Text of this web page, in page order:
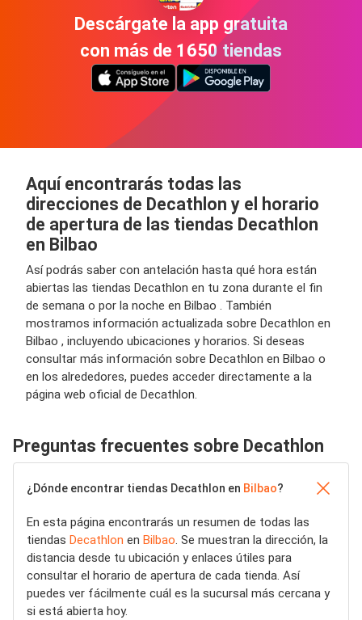
Descárgate la app gratuita
con más de 1650 tiendas
Aquí encontrarás todas las
direcciones de Decathlon y el horario
de apertura de las tiendas Decathlon
en Bilbao
Así podrás saber con antelación hasta qué hora están
abiertas las tiendas Decathlon en tu zona durante el fin
de semana o por la noche en Bilbao . También
mostramos información actualizada sobre Decathlon en
Bilbao , incluyendo ubicaciones y horarios. Si deseas
consultar más información sobre Decathlon en Bilbao o
en los alrededores, puedes acceder directamente a la
página web oficial de Decathlon.
Preguntas frecuentes sobre Decathlon
¿Dónde encontrar tiendas Decathlon en Bilbao?
En esta página encontrarás un resumen de todas las
tiendas Decathlon en Bilbao. Se muestran la dirección, la
distancia desde tu ubicación y enlaces útiles para
consultar el horario de apertura de cada tienda. Así
puedes ver fácilmente cuál es la sucursal más cercana y
si está abierta hoy.